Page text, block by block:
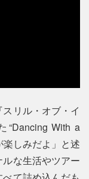
リル・オブ・イ
With a
しみだよ」と述
な生活やツアー